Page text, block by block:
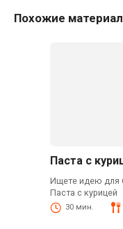
Похожие
Паста с
Ищете идею для
Паста с курицей
30 мин.